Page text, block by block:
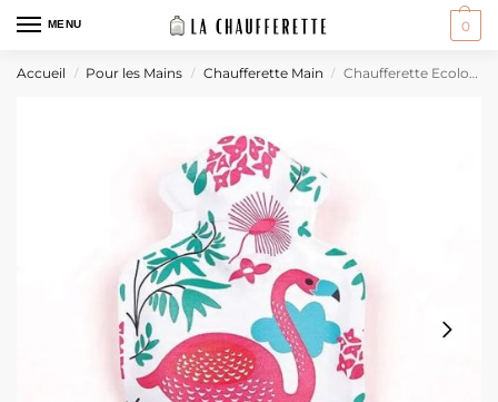
MENU 0
Accueil / Pour les Mains / Chaufferette Main / Chaufferette Ecologique